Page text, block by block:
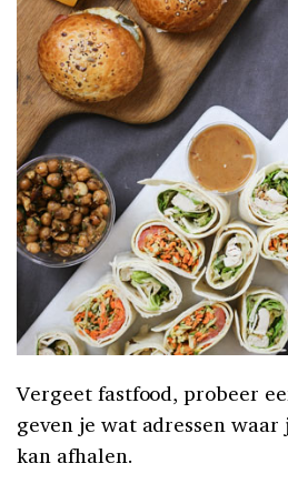
Vergeet fastfood, probeer
geven je wat adressen waar
kan afhalen.